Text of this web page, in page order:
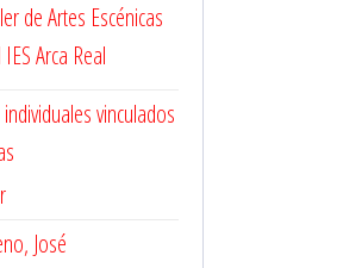
de Artes Escénicas
Arca Real
vinculados
José